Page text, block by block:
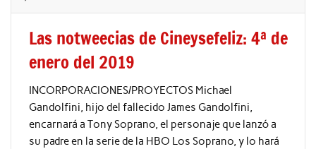
Las notweecias de Cineysefeliz: 4ª de
enero del 2019
INCORPORACIONES/PROYECTOS Michael
Gandolfini, hijo del fallecido James Gandolfini,
encarnará a Tony Soprano, el personaje que lanzó a
su padre en la serie de la HBO Los Soprano, y lo hará